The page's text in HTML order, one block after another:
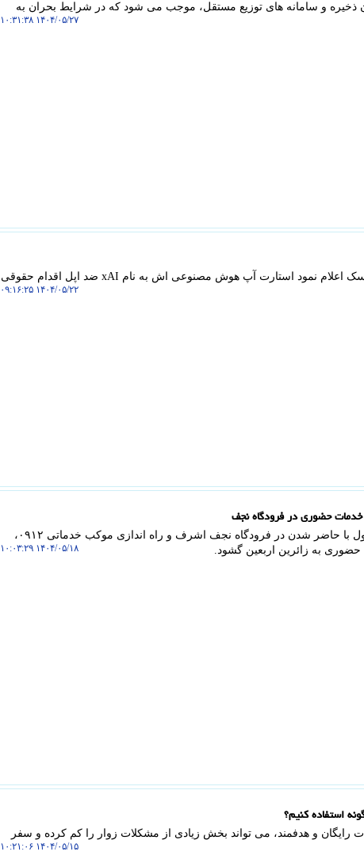
ذخیره و سامانه های توزیع مستقل، موجب می شود که در شرایط بحران به
۱۴۰۴/۰۵/۲۷ ۱۰:۳۱:۳۸
به گزارش ما دیجیتال، ایلان ماسک اعلام نمود استارت آپ هوش مصنوعی اش به نام xAI ضد اپل اقدام حقوقی
۱۴۰۴/۰۵/۲۲ ۰۹:۱۶:۲۵
خدمات حضوری در فرودگاه نجف
به گزارش ما دیجیتال، همراه اول با حاضر شدن در فرودگاه نجف اشرف و راه اندازی موکب خدماتی ۰۹۱۲،
به زائرین اربعین گشود.
۱۴۰۴/۰۵/۱۸ ۱۰:۰۳:۲۹
استفاده کنیم؟
رایگان و هدفمند، می تواند بخش زیادی از مشکلات زوار را کم کرده و سفر
۱۴۰۴/۰۵/۱۵ ۱۰:۲۱:۰۶